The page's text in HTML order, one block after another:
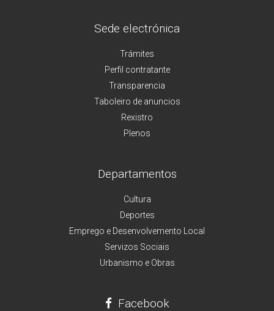
Sede electrónica
Trámites
Perfil contratante
Transparencia
Taboleiro de anuncios
Rexistro
Plenos
Departamentos
Cultura
Deportes
Emprego e Desenvolvemento Local
Servizos Sociais
Urbanismo e Obras
Facebook